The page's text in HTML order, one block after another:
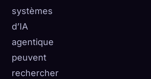
systèmes
d’IA
agentique
peuvent
rechercher